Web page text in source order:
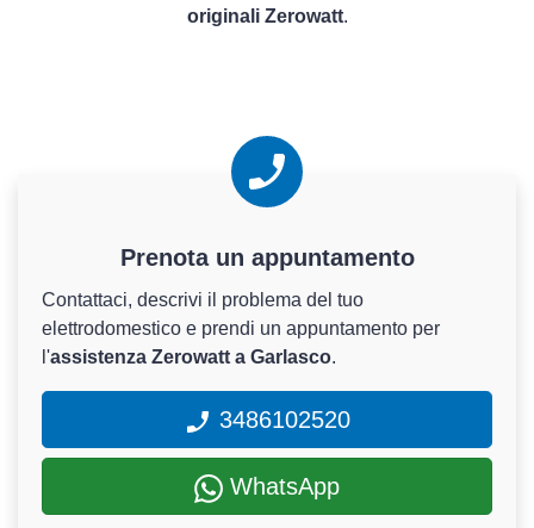
originali Zerowatt.
Prenota un appuntamento
Contattaci, descrivi il problema del tuo
elettrodomestico e prendi un appuntamento per
l'assistenza Zerowatt a Garlasco.
3486102520
WhatsApp